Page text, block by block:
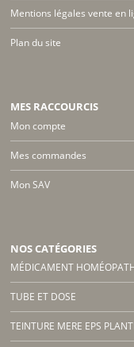
Mentions légales vente en
Plan du site
MES RACCOURCIS
Mon compte
Mes commandes
Mon SAV
NOS CATÉGORIES
MÉDICAMENT
TUBE ET DOSE
TEINTURE MERE EPS